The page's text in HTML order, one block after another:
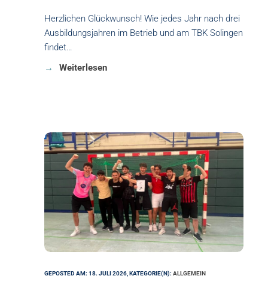
Herzlichen Glückwunsch! Wie jedes Jahr nach drei
Ausbildungsjahren im Betrieb und am TBK Solingen
findet…
Weiterlesen
GEPOSTED AM: 18. JULI 2026, KATEGORIE(N): ALLGEMEIN